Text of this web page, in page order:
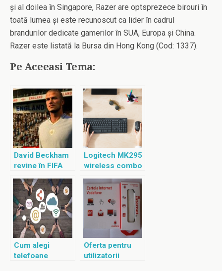
și al doilea în Singapore, Razer are optsprezece birouri în
toată lumea și este recunoscut ca lider în cadrul
brandurilor dedicate gamerilor în SUA, Europa și China.
Razer este listată la Bursa din Hong Kong (Cod: 1337).
Pe Aceeasi Tema:
David Beckham
revine în FIFA
Logitech MK295
wireless combo
Cum alegi
telefoane
Oferta pentru
utilizatorii